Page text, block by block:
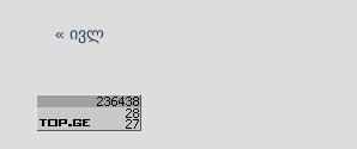
« ივლ